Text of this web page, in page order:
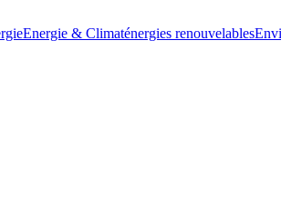
Energie & Climaténergies renouvelables